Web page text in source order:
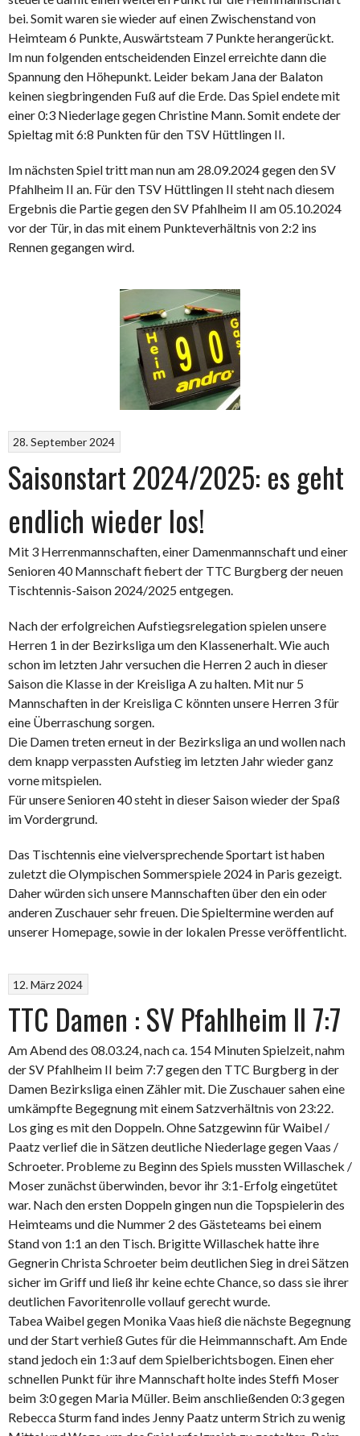
bei. Somit waren sie wieder auf einen Zwischenstand von
Heimteam 6 Punkte, Auswärtsteam 7 Punkte herangerückt.
Im nun folgenden entscheidenden Einzel erreichte dann die
Spannung den Höhepunkt. Leider bekam Jana der Balaton
keinen siegbringenden Fuß auf die Erde. Das Spiel endete mit
einer 0:3 Niederlage gegen Christine Mann. Somit endete der
Spieltag mit 6:8 Punkten für den TSV Hüttlingen II.
Im nächsten Spiel tritt man nun am 28.09.2024 gegen den SV
Pfahlheim II an. Für den TSV Hüttlingen II steht nach diesem
Ergebnis die Partie gegen den SV Pfahlheim II am 05.10.2024
vor der Tür, in das mit einem Punkteverhältnis von 2:2 ins
Rennen gegangen wird.
28. September 2024
Saisonstart 2024/2025: es geht
endlich wieder los!
Mit 3 Herrenmannschaften, einer Damenmannschaft und einer
Senioren 40 Mannschaft fiebert der TTC Burgberg der neuen
Tischtennis-Saison 2024/2025 entgegen.
Nach der erfolgreichen Aufstiegsrelegation spielen unsere
Herren 1 in der Bezirksliga um den Klassenerhalt. Wie auch
schon im letzten Jahr versuchen die Herren 2 auch in dieser
Saison die Klasse in der Kreisliga A zu halten. Mit nur 5
Mannschaften in der Kreisliga C könnten unsere Herren 3 für
eine Überraschung sorgen.
Die Damen treten erneut in der Bezirksliga an und wollen nach
dem knapp verpassten Aufstieg im letzten Jahr wieder ganz
vorne mitspielen.
Für unsere Senioren 40 steht in dieser Saison wieder der Spaß
im Vordergrund.
Das Tischtennis eine vielversprechende Sportart ist haben
zuletzt die Olympischen Sommerspiele 2024 in Paris gezeigt.
Daher würden sich unsere Mannschaften über den ein oder
anderen Zuschauer sehr freuen. Die Spieltermine werden auf
unserer Homepage, sowie in der lokalen Presse veröffentlicht.
12. März 2024
TTC Damen : SV Pfahlheim II 7:7
Am Abend des 08.03.24, nach ca. 154 Minuten Spielzeit, nahm
der SV Pfahlheim II beim 7:7 gegen den TTC Burgberg in der
Damen Bezirksliga einen Zähler mit. Die Zuschauer sahen eine
umkämpfte Begegnung mit einem Satzverhältnis von 23:22.
Los ging es mit den Doppeln. Ohne Satzgewinn für Waibel /
Paatz verlief die in Sätzen deutliche Niederlage gegen Vaas /
Schroeter. Probleme zu Beginn des Spiels mussten Willaschek /
Moser zunächst überwinden, bevor ihr 3:1-Erfolg eingetütet
war. Nach den ersten Doppeln gingen nun die Topspielerin des
Heimteams und die Nummer 2 des Gästeteams bei einem
Stand von 1:1 an den Tisch. Brigitte Willaschek hatte ihre
Gegnerin Christa Schroeter beim deutlichen Sieg in drei Sätzen
sicher im Griff und ließ ihr keine echte Chance, so dass sie ihrer
deutlichen Favoritenrolle vollauf gerecht wurde.
Tabea Waibel gegen Monika Vaas hieß die nächste Begegnung
und der Start verhieß Gutes für die Heimmannschaft. Am Ende
stand jedoch ein 1:3 auf dem Spielberichtsbogen. Einen eher
schnellen Punkt für ihre Mannschaft holte indes Steffi Moser
beim 3:0 gegen Maria Müller. Beim anschließenden 0:3 gegen
Rebecca Sturm fand indes Jenny Paatz unterm Strich zu wenig